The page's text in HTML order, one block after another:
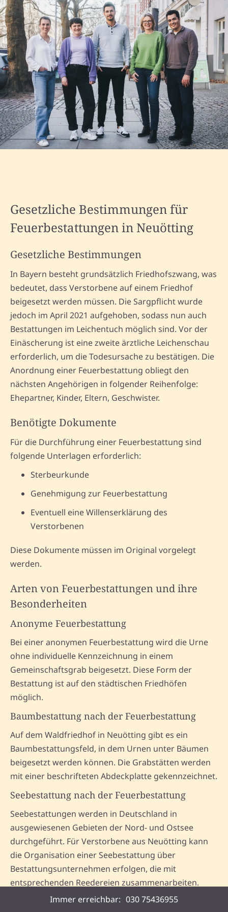
Gesetzliche Bestimmungen für
Feuerbestattungen in Neuötting
Gesetzliche Bestimmungen
In Bayern besteht grundsätzlich Friedhofszwang, was
bedeutet, dass Verstorbene auf einem Friedhof
beigesetzt werden müssen. Die Sargpflicht wurde
jedoch im April 2021 aufgehoben, sodass nun auch
Bestattungen im Leichentuch möglich sind. Vor der
Einäscherung ist eine zweite ärztliche Leichenschau
erforderlich, um die Todesursache zu bestätigen. Die
Anordnung einer Feuerbestattung obliegt den
nächsten Angehörigen in folgender Reihenfolge:
Ehepartner, Kinder, Eltern, Geschwister.
Benötigte Dokumente
Für die Durchführung einer Feuerbestattung sind
folgende Unterlagen erforderlich:
Sterbeurkunde
Genehmigung zur Feuerbestattung
Eventuell eine Willenserklärung des
Verstorbenen
Diese Dokumente müssen im Original vorgelegt
werden.
Arten von Feuerbestattungen und ihre
Besonderheiten
Anonyme Feuerbestattung
Bei einer anonymen Feuerbestattung wird die Urne
ohne individuelle Kennzeichnung in einem
Gemeinschaftsgrab beigesetzt. Diese Form der
Bestattung ist auf den städtischen Friedhöfen
möglich.
Baumbestattung nach der Feuerbestattung
Auf dem Waldfriedhof in Neuötting gibt es ein
Baumbestattungsfeld, in dem Urnen unter Bäumen
beigesetzt werden können. Die Grabstätten werden
mit einer beschrifteten Abdeckplatte gekennzeichnet.
Seebestattung nach der Feuerbestattung
Seebestattungen werden in Deutschland in
ausgewiesenen Gebieten der Nord- und Ostsee
durchgeführt. Für Verstorbene aus Neuötting kann
die Organisation einer Seebestattung über
Bestattungsunternehmen erfolgen, die mit
entsprechenden Reedereien zusammenarbeiten.
Voraussetzung ist eine Einäscherung und die
Immer erreichbar: 030 75436955